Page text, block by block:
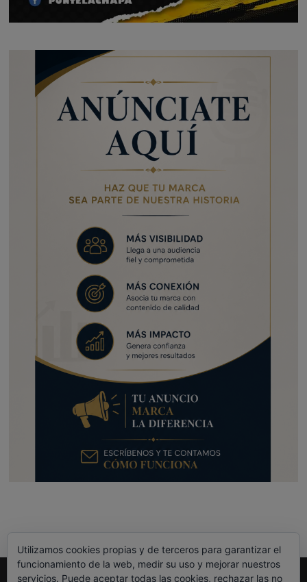
Utilizamos cookies propias y de terceros para garantizar el
funcionamiento de la web, medir su uso y mejorar nuestros
servicios. Puede aceptar todas las cookies, rechazar las no